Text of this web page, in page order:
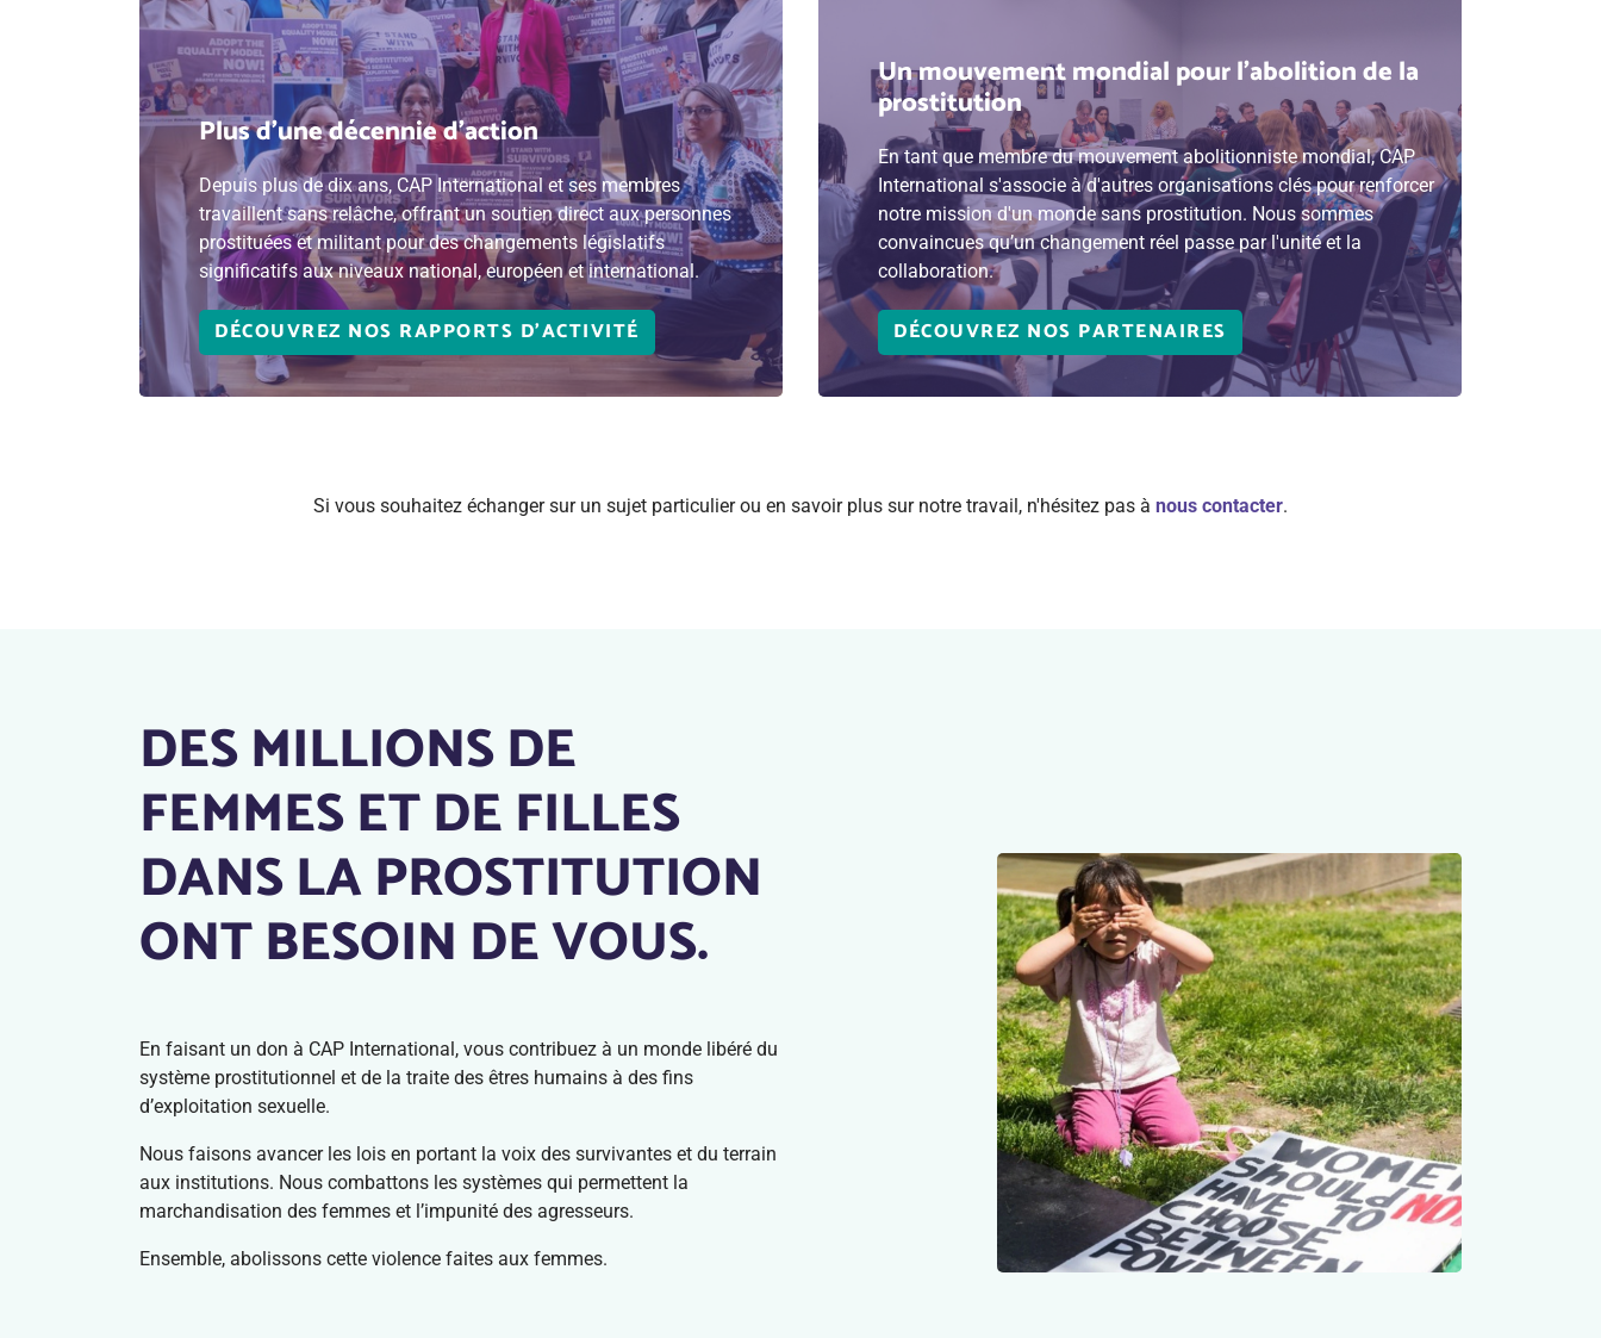
Plus d'une décennie d'action
Depuis plus de dix ans, CAP International et ses membres
travaillent sans relâche, offrant un soutien direct aux personnes
prostituées et militant pour des changements législatifs
significatifs aux niveaux national, européen et international.
DÉCOUVREZ NOS RAPPORTS D'ACTIVITÉ
Un mouvement mondial pour l'abolition de la
prostitution
En tant que membre du mouvement abolitionniste mondial, CAP
International s'associe à d'autres organisations clés pour renforcer
notre mission d'un monde sans prostitution. Nous sommes
convaincues qu’un changement réel passe par l'unité et la
collaboration.
DÉCOUVREZ NOS PARTENAIRES
Si vous souhaitez échanger sur un sujet particulier ou en savoir plus sur notre travail, n'hésitez pas à nous contacter.
DES MILLIONS DE
FEMMES ET DE FILLES
DANS LA PROSTITUTION
ONT BESOIN DE VOUS.
En faisant un don à CAP International, vous contribuez à un monde libéré du
système prostitutionnel et de la traite des êtres humains à des fins
d’exploitation sexuelle.
Nous faisons avancer les lois en portant la voix des survivantes et du terrain
aux institutions. Nous combattons les systèmes qui permettent la
marchandisation des femmes et l’impunité des agresseurs.
Ensemble, abolissons cette violence faites aux femmes.